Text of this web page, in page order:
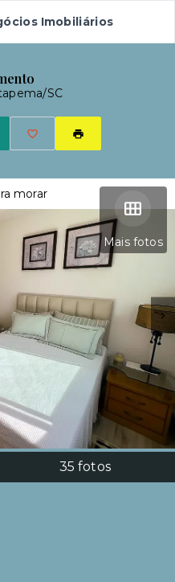
Imobiliários
SC
Mais fotos
35 fotos
morar